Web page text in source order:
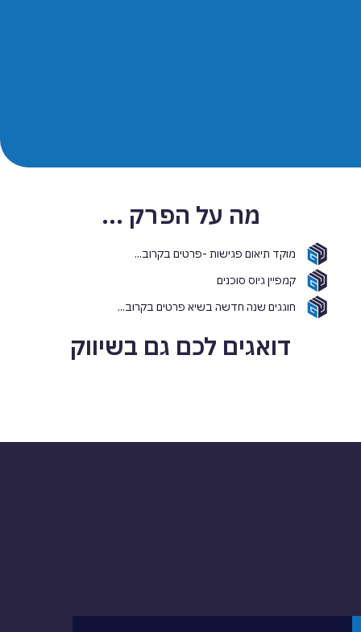
מה על הפרק ...
מוקד תיאום פגישות -פרטים בקרוב...
קמפיין גיוס סוכנים
חוגגים שנה חדשה בשיא פרטים בקרוב...
דואגים לכם גם בשיווק